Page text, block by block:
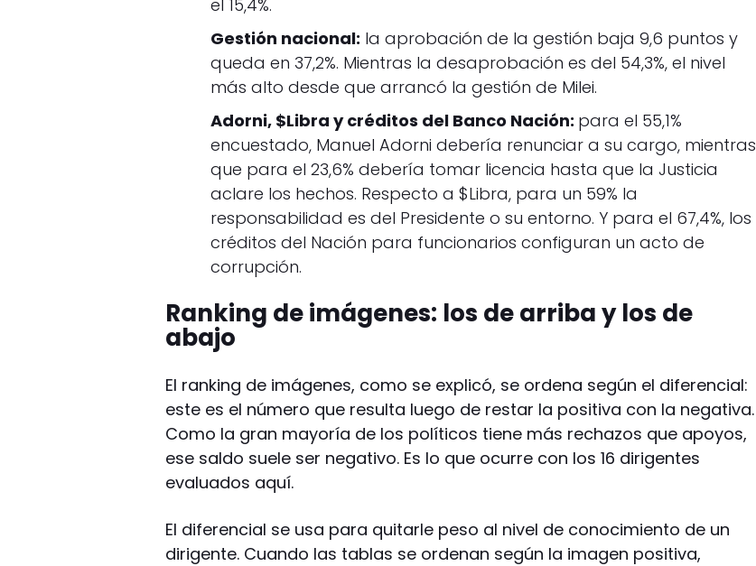
el 15,4%.
Gestión nacional: la aprobación de la gestión baja 9,6 puntos y
queda en 37,2%. Mientras la desaprobación es del 54,3%, el nivel
más alto desde que arrancó la gestión de Milei.
Adorni, $Libra y créditos del Banco Nación: para el 55,1%
encuestado, Manuel Adorni debería renunciar a su cargo, mientras
que para el 23,6% debería tomar licencia hasta que la Justicia
aclare los hechos. Respecto a $Libra, para un 59% la
responsabilidad es del Presidente o su entorno. Y para el 67,4%, los
créditos del Nación para funcionarios configuran un acto de
corrupción.
Ranking de imágenes: los de arriba y los de
abajo
El ranking de imágenes, como se explicó, se ordena según el diferencial:
este es el número que resulta luego de restar la positiva con la negativa.
Como la gran mayoría de los políticos tiene más rechazos que apoyos,
ese saldo suele ser negativo. Es lo que ocurre con los 16 dirigentes
evaluados aquí.
El diferencial se usa para quitarle peso al nivel de conocimiento de un
dirigente. Cuando las tablas se ordenan según la imagen positiva,